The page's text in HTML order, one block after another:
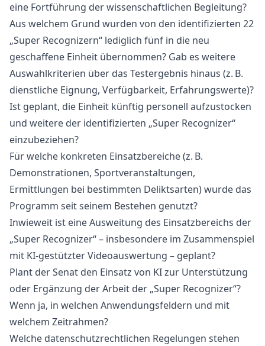
eine Fortführung der wissenschaftlichen Begleitung?
Aus welchem Grund wurden von den identifizierten 22
„Super Recognizern“ lediglich fünf in die neu
geschaffene Einheit übernommen? Gab es weitere
Auswahlkriterien über das Testergebnis hinaus (z. B.
dienstliche Eignung, Verfügbarkeit, Erfahrungswerte)?
Ist geplant, die Einheit künftig personell aufzustocken
und weitere der identifizierten „Super Recognizer“
einzubeziehen?
Für welche konkreten Einsatzbereiche (z. B.
Demonstrationen, Sportveranstaltungen,
Ermittlungen bei bestimmten Deliktsarten) wurde das
Programm seit seinem Bestehen genutzt?
Inwieweit ist eine Ausweitung des Einsatzbereichs der
„Super Recognizer“ – insbesondere im Zusammenspiel
mit KI-gestützter Videoauswertung – geplant?
Plant der Senat den Einsatz von KI zur Unterstützung
oder Ergänzung der Arbeit der „Super Recognizer“?
Wenn ja, in welchen Anwendungsfeldern und mit
welchem Zeitrahmen?
Welche datenschutzrechtlichen Regelungen stehen